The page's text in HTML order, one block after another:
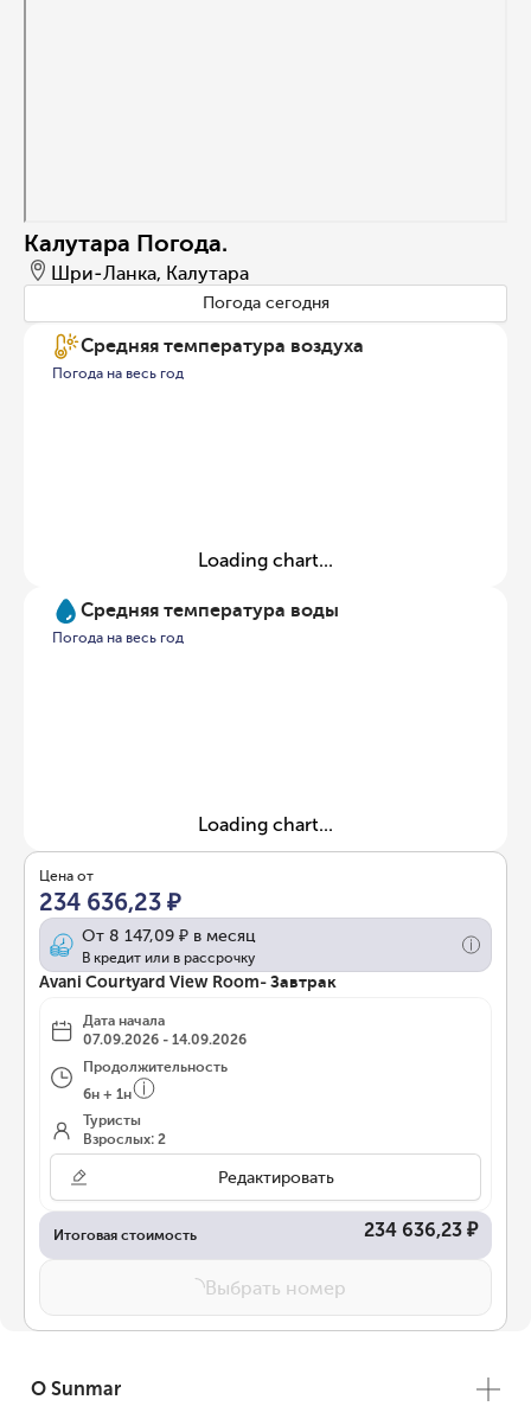
Калутара Погода.
Шри-Ланка, Калутара
Погода сегодня
Средняя температура воздуха
Погода на весь год
Loading chart...
Средняя температура воды
Погода на весь год
Loading chart...
Цена от
234 636,23 ₽
От 8 147,09 ₽ в месяц
В кредит или в рассрочку
Avani Courtyard View Room- Завтрак
Дата начала
07.09.2026 - 14.09.2026
Продолжительность
6н + 1н
Туристы
Взрослых: 2
Редактировать
Итоговая стоимость 234 636,23 ₽
Выбрать номер
О Sunmar